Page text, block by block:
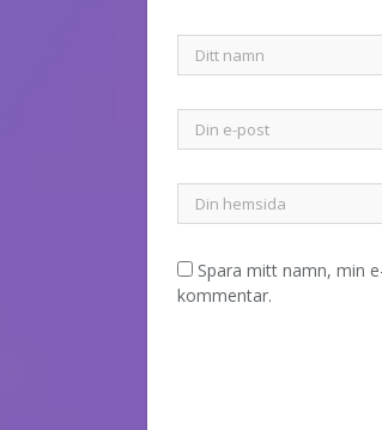
Spara mitt namn, min
kommentar.